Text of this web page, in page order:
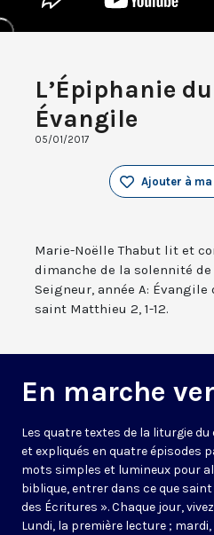
L’Épiphanie
Évangile
05/01/2017
Ajouter à
Marie-Noëlle Thabut lit et
dimanche de la solennité de
Seigneur, année A: Évangile
saint Matthieu 2, 1-12.
En marche
Les quatre textes de la liturgie
et expliqués en quatre épisodes
mots simples et lumineux pour
biblique, entrer dans ce que
des Écritures ». Chaque jour,
Lundi, la première lecture ;